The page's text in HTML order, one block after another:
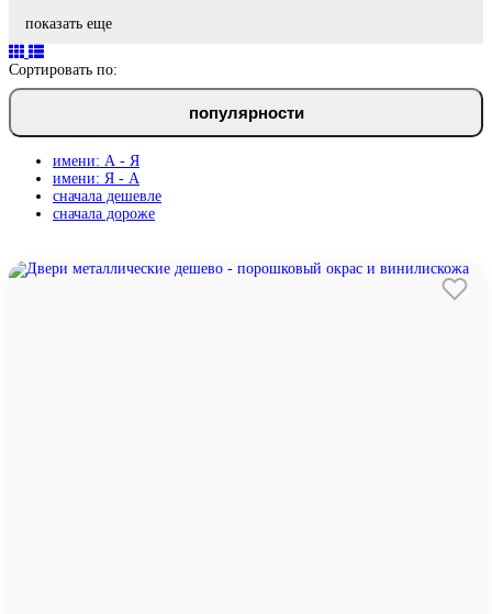
показать еще
Сортировать по:
популярности
имени: А - Я
имени: Я - А
сначала дешевле
сначала дороже